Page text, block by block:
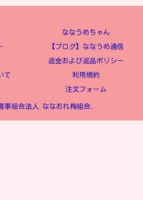
ななうめちゃん
【ブログ】ななうめ通信
返金および返品ポリシー
て 利用規約
注文フォーム
事組合法人 ななおれ梅組合.